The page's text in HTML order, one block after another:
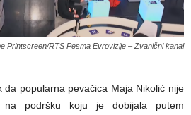
Printscreen/RTS Pesma Evrovizije – Zvanični kanal
da popularna pevačica Maja Nikolić nije
podršku koju je dobijala putem